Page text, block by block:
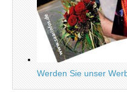
Werden Sie unser